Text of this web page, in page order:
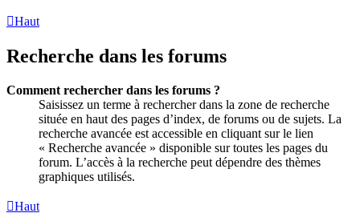
Haut
Recherche dans les forums
Comment rechercher dans les forums ?
Saisissez un terme à rechercher dans la zone de recherche
située en haut des pages d’index, de forums ou de sujets. La
recherche avancée est accessible en cliquant sur le lien
« Recherche avancée » disponible sur toutes les pages du
forum. L’accès à la recherche peut dépendre des thèmes
graphiques utilisés.
Haut